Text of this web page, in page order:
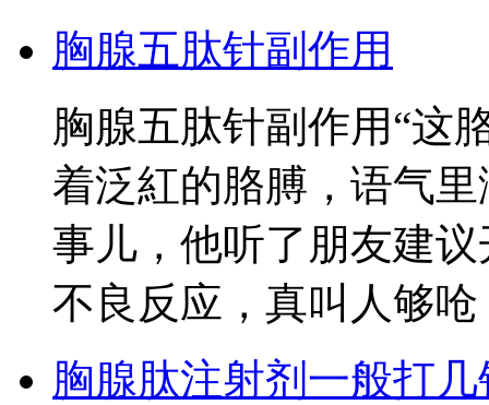
胸腺五肽针副作用
胸腺五肽针副作用“这
着泛紅的胳膊，语气
事儿，他听了朋友建
不良反应，真叫人够呛
胸腺肽注射剂一般打几